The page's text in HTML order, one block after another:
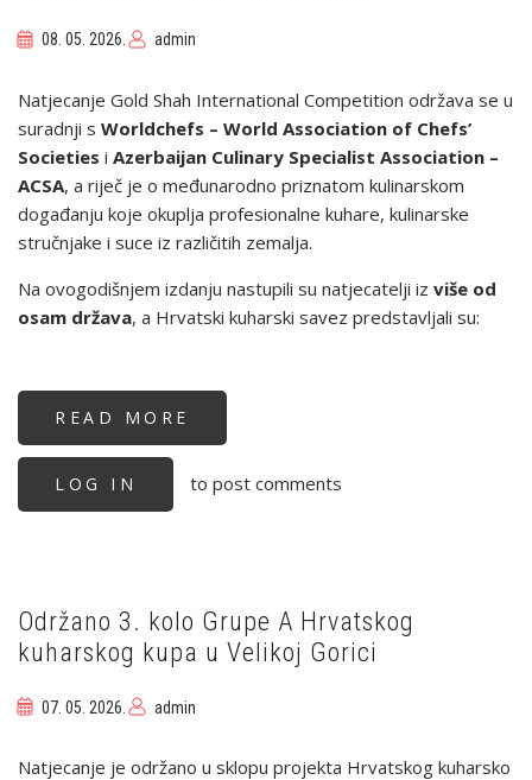
08. 05. 2026. admin
Natjecanje Gold Shah International Competition održava se u
suradnji s Worldchefs – World Association of Chefs’
Societies i Azerbaijan Culinary Specialist Association –
ACSA, a riječ je o međunarodno priznatom kulinarskom
događanju koje okuplja profesionalne kuhare, kulinarske
stručnjake i suce iz različitih zemalja.
Na ovogodišnjem izdanju nastupili su natjecatelji iz više od
osam država, a Hrvatski kuharski savez predstavljali su:
READ MORE
USPJEH
KUHARA
SHAH
INTERNATIONAL
COMPETITION
2026
LOG IN to post comments
Održano 3. kolo Grupe A Hrvatskog
kuharskog kupa u Velikoj Gorici
07. 05. 2026. admin
Natjecanje je održano u sklopu projekta Hrvatskog kuharsko